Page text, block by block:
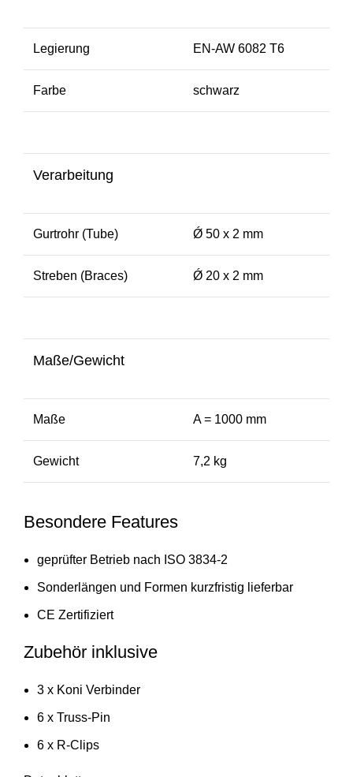
Legierung EN-AW 6082 T6
Farbe schwarz
Verarbeitung
Gurtrohr (Tube) Ǿ 50 x 2 mm
Streben (Braces) Ǿ 20 x 2 mm
Maße/Gewicht
Maße A = 1000 mm
Gewicht 7,2 kg
Besondere Features
geprüfter Betrieb nach ISO 3834-2
Sonderlängen und Formen kurzfristig lieferbar
CE Zertifiziert
Zubehör inklusive
3 x Koni Verbinder
6 x Truss-Pin
6 x R-Clips